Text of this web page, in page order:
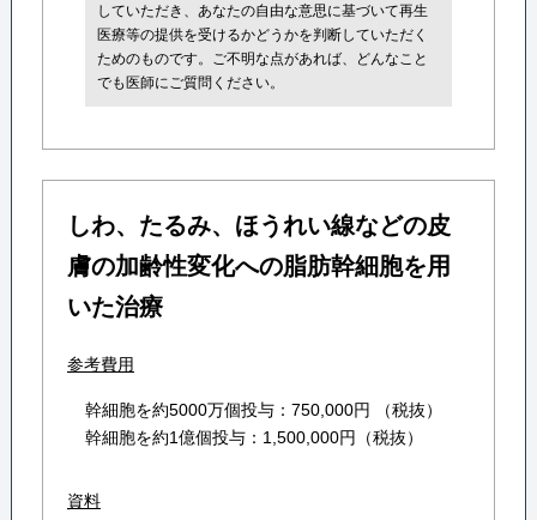
していただき、あなたの自由な意思に基づいて再生
医療等の提供を受けるかどうかを判断していただく
ためのものです。ご不明な点があれば、どんなこと
でも医師にご質問ください。
しわ、たるみ、ほうれい線などの皮
膚の加齢性変化への脂肪幹細胞を用
いた治療
参考費用
幹細胞を約5000万個投与：750,000円 （税抜）
幹細胞を約1億個投与：1,500,000円（税抜）
資料